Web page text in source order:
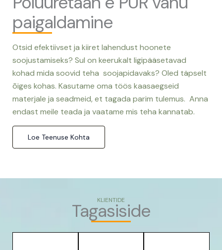
paigaldamine
Otsid efektiivset ja kiiret lahendust hoonete
soojustamiseks? Sul on keerukalt ligipääsetavad
kohad mida soovid teha soojapidavaks? Oled täpselt
õiges kohas. Kasutame oma töös kaasaegseid
materjale ja seadmeid, et tagada parim tulemus. Anna
endast meile teada ja vaatame mis teha kannatab.
Loe Teenuse Kohta
KLIENTIDE
Tagasiside